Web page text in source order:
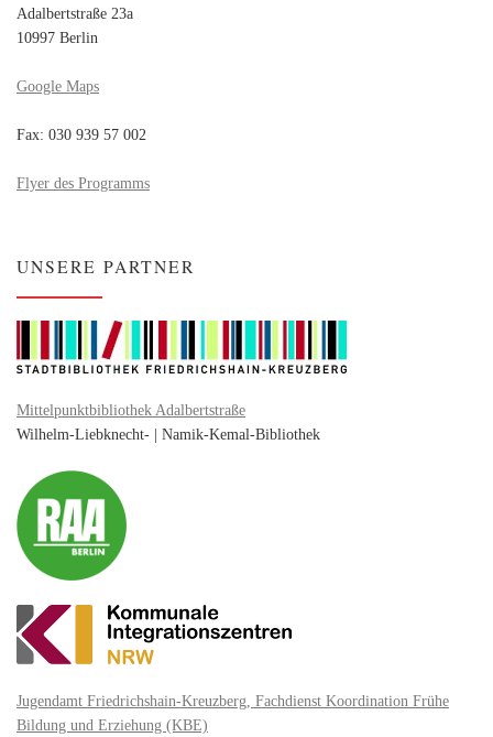
Adalbertstraße 23a
10997 Berlin
Google Maps
Fax: 030 939 57 002
Flyer des Programms
UNSERE PARTNER
Mittelpunktbibliothek Adalbertstraße
Wilhelm-Liebknecht- | Namik-Kemal-Bibliothek
Jugendamt Friedrichshain-Kreuzberg, Fachdienst Koordination Frühe
Bildung und Erziehung (KBE)